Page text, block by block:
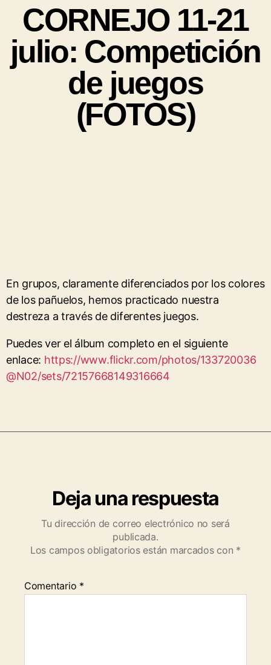
CORNEJO 11-21
julio: Competición
de juegos
(FOTOS)
En grupos, claramente diferenciados por los colores
de los pañuelos, hemos practicado nuestra
destreza a través de diferentes juegos.
Puedes ver el álbum completo en el siguiente
enlace: https://www.flickr.com/photos/133720036
@N02/sets/72157668149316664
Deja una respuesta
Tu dirección de correo electrónico no será
publicada.
Los campos obligatorios están marcados con *
Comentario *